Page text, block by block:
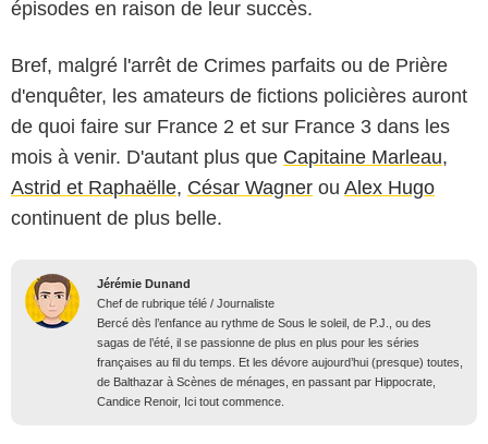
épisodes en raison de leur succès.
Bref, malgré l'arrêt de Crimes parfaits ou de Prière
d'enquêter, les amateurs de fictions policières auront
de quoi faire sur France 2 et sur France 3 dans les
mois à venir. D'autant plus que Capitaine Marleau,
Astrid et Raphaëlle, César Wagner ou Alex Hugo
continuent de plus belle.
Jérémie Dunand
Chef de rubrique télé / Journaliste
Bercé dès l’enfance au rythme de Sous le soleil, de P.J., ou des
sagas de l’été, il se passionne de plus en plus pour les séries
françaises au fil du temps. Et les dévore aujourd’hui (presque) toutes,
de Balthazar à Scènes de ménages, en passant par Hippocrate,
Candice Renoir, Ici tout commence.